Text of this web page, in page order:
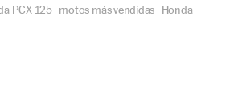
PCX 125 ·motos más vendidas · Honda